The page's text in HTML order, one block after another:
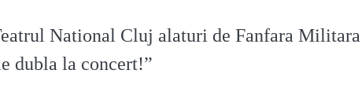
National Cluj alaturi de Fanfara Militara
dubla la concert!”